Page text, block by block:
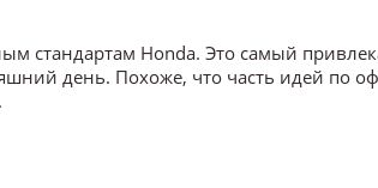
стандартам Honda. Это самый
день. Похоже, что часть идей по